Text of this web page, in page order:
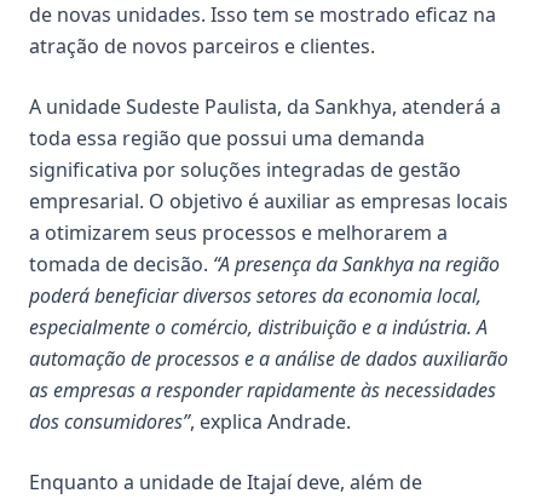
de novas unidades. Isso tem se mostrado eficaz na
atração de novos parceiros e clientes.
A unidade Sudeste Paulista, da Sankhya, atenderá a
toda essa região que possui uma demanda
significativa por soluções integradas de gestão
empresarial. O objetivo é auxiliar as empresas locais
a otimizarem seus processos e melhorarem a
tomada de decisão. “A presença da Sankhya na região
poderá beneficiar diversos setores da economia local,
especialmente o comércio, distribuição e a indústria. A
automação de processos e a análise de dados auxiliarão
as empresas a responder rapidamente às necessidades
dos consumidores”, explica Andrade.
Enquanto a unidade de Itajaí deve, além de